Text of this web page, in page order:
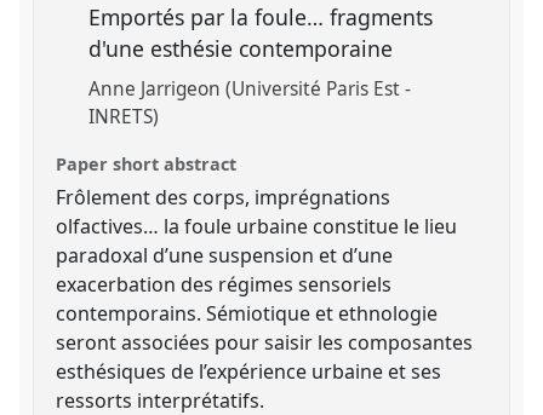
Emportés par la foule… fragments
d'une esthésie contemporaine
Anne Jarrigeon (Université Paris Est -
INRETS)
Paper short abstract
Frôlement des corps, imprégnations
olfactives… la foule urbaine constitue le lieu
paradoxal d’une suspension et d’une
exacerbation des régimes sensoriels
contemporains. Sémiotique et ethnologie
seront associées pour saisir les composantes
esthésiques de l’expérience urbaine et ses
ressorts interprétatifs.